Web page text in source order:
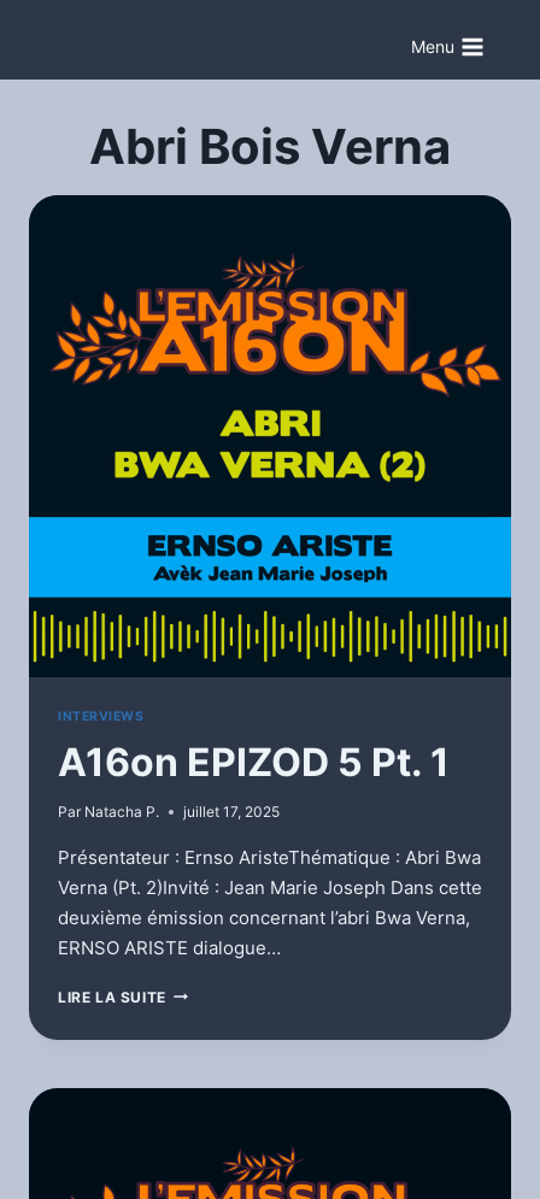
contenu
Menu
Abri Bois Verna
INTERVIEWS
A16on EPIZOD 5 Pt. 1
Par Natacha P. juillet 17, 2025
Présentateur : Ernso AristeThématique : Abri Bwa
Verna (Pt. 2)Invité : Jean Marie Joseph Dans cette
deuxième émission concernant l’abri Bwa Verna,
ERNSO ARISTE dialogue…
LIRE LA SUITE A16ON
5
1